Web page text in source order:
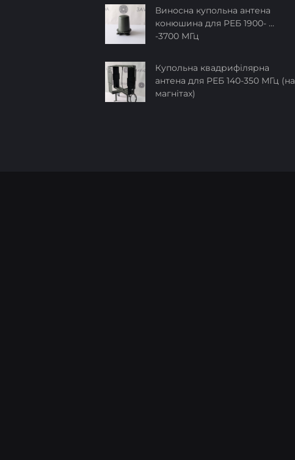
Виносна купольна антена
конюшина для РЕБ 1900- ...
-3700 МГц
Купольна квадрифілярна
антена для РЕБ 140-350 МГц (на
магнітах)